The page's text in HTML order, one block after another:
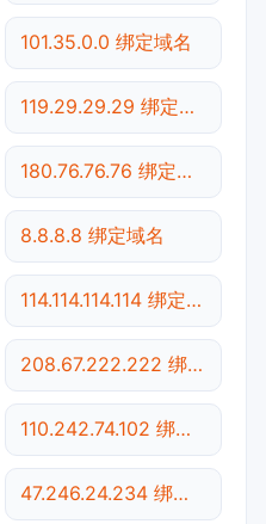
101.35.0.0 绑定域名
119.29.29.29 绑定域名
180.76.76.76 绑定域名
8.8.8.8 绑定域名
114.114.114.114 绑定域名
208.67.222.222 绑定域名
110.242.74.102 绑定域名
47.246.24.234 绑定域名